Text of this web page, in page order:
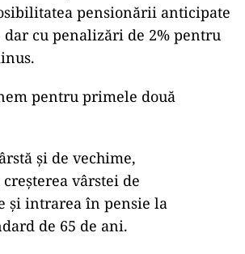
pensionării anticipate
dar cu penalizări de 2% pentru
pentru primele două
și de vechime,
vârstei de
și intrarea în pensie la
de 65 de ani.